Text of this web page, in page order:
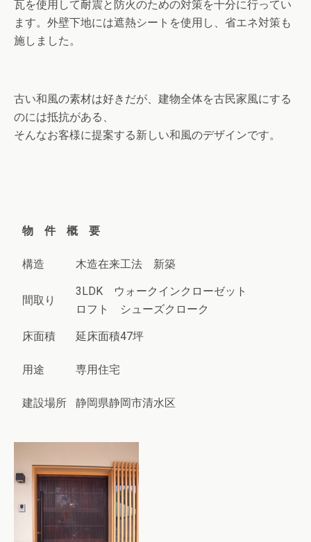
瓦を使用して耐震と防火のための対策を十分に行ってい
ます。外壁下地には遮熱シートを使用し、省エネ対策も
施しました。
古い和風の素材は好きだが、建物全体を古民家風にする
のには抵抗がある、
そんなお客様に提案する新しい和風のデザインです。
物 件 概 要
構造 木造在来工法 新築
間取り
3LDK ウォークインクローゼット
ロフト シューズクローク
床面積 延床面積47坪
用途 専用住宅
建設場所 静岡県静岡市清水区